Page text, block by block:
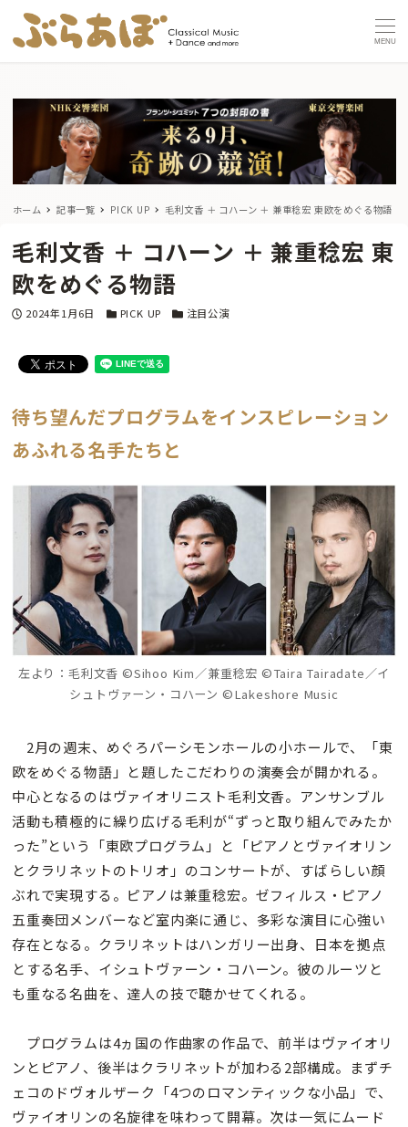
MENU
ホーム 記事一覧 PICK UP 毛利文香 ＋ コハーン ＋ 兼重稔宏 東欧をめぐる物語
毛利文香 ＋ コハーン ＋ 兼重稔宏 東
欧をめぐる物語
投稿日
2024年1月6日 カテゴリー
PICK UP カテゴリー
注目公演
待ち望んだプログラムをインスピレーション
あふれる名手たちと
左より：毛利文香 ©Sihoo Kim／兼重稔宏 ©Taira Tairadate／イ
シュトヴァーン・コハーン ©Lakeshore Music
2月の週末、めぐろパーシモンホールの小ホールで、「東
欧をめぐる物語」と題したこだわりの演奏会が開かれる。
中心となるのはヴァイオリニスト毛利文香。アンサンブル
活動も積極的に繰り広げる毛利が“ずっと取り組んでみたか
った”という「東欧プログラム」と「ピアノとヴァイオリン
とクラリネットのトリオ」のコンサートが、すばらしい顔
ぶれで実現する。ピアノは兼重稔宏。ゼフィルス・ピアノ
五重奏団メンバーなど室内楽に通じ、多彩な演目に心強い
存在となる。クラリネットはハンガリー出身、日本を拠点
とする名手、イシュトヴァーン・コハーン。彼のルーツと
も重なる名曲を、達人の技で聴かせてくれる。
プログラムは4ヵ国の作曲家の作品で、前半はヴァイオリ
ンとピアノ、後半はクラリネットが加わる2部構成。まずチ
ェコのドヴォルザーク「4つのロマンティックな小品」で、
ヴァイオリンの名旋律を味わって開幕。次は一気にムード